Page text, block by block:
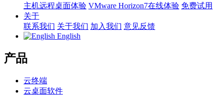
主机远程桌面体验 VMware Horizon7在线体验 免费试用
关于
联系我们 关于我们 加入我们 意见反馈
English
产品
云终端
云桌面软件